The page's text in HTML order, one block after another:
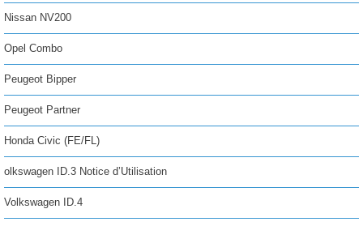
Nissan NV200
Opel Combo
Peugeot Bipper
Peugeot Partner
Honda Civic (FE/FL)
olkswagen ID.3 Notice d’Utilisation
Volkswagen ID.4